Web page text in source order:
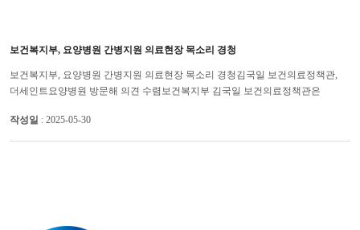
보건복지부, 요양병원 간병지원 의료현장 목소리 경청
보건복지부, 요양병원 간병지원 의료현장 목소리 경청김국일 보건의료정책관,
더세인트요양병원 방문해 의견 수렴보건복지부 김국일 보건의료정책관은
작성일 : 2025-05-30